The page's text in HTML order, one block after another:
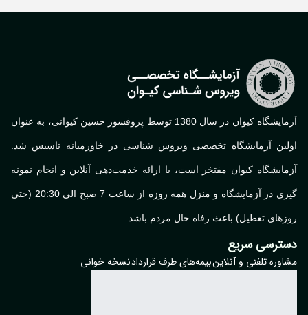
آزمایشگاه کیوان در سال 1380 توسط پروفسور حسین کیوانی، به عنوان
آزمایشگاه تخصصی ویروس شناسی در خاورمیانه تاسیس شد.
کیوان مفتخر است، با ارائه خدمت‌دهی آنلاین و انجام نمونه
گیری در آزمایشگاه و منزل همه روزه از ساعت 7 صبح الی 20:30 (حتی
تعطیل) باعث رفاه حال مردم باشد.
سریع
تلفنی و آنلاینبیمه‌های طرف قراردادنسخه خوانی